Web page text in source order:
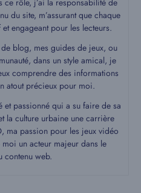
du site, m’assurant que chaque
engageant pour les lecteurs.
blog, mes guides de jeux, ou
dans un style amical, je
comprendre des informations
atout précieux pour moi.
et passionné qui a su faire de sa
la culture urbaine une carrière
ma passion pour les jeux vidéo
un acteur majeur dans le
contenu web.